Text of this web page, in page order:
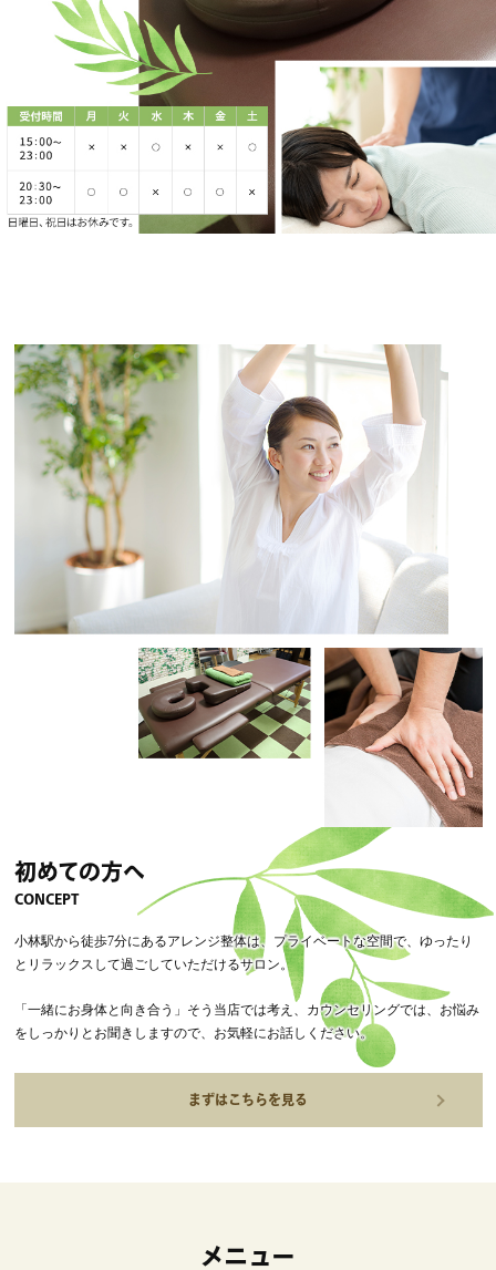
初めての方へ
CONCEPT
小林駅から徒歩7分にあるアレンジ整体は、プライベートな空間で、ゆったり
とリラックスして過ごしていただけるサロン。
「一緒にお身体と向き合う」そう当店では考え、カウンセリングでは、お悩み
をしっかりとお聞きしますので、お気軽にお話しください。
まずはこちらを見る
メニュー